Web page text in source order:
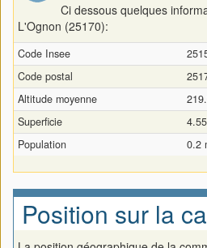
Ci dessous quelques
L'Ognon (25170):
Code Insee
Code postal
Altitude moyenne
Superficie
Population
0.2
Position sur la